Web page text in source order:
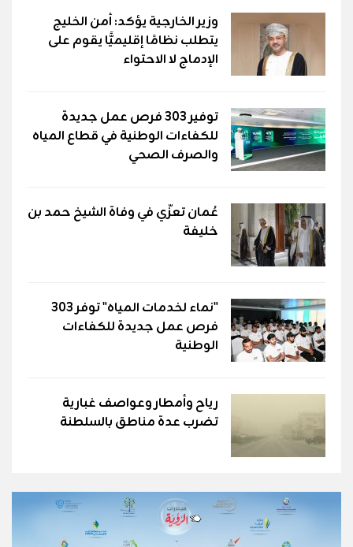
وزير الخارجية يؤكد: أمن الخليج
يتطلب نظامًا إقليميًّا يقوم على
الإدماج لا الاحتواء
توفير 303 فرص عمل جديدة
للكفاءات الوطنية في قطاع المياه
والصرف الصحي
عُمان تعزّي في وفاة الشيخ حمد بن
خليفة
"نماء لخدمات المياه" توفر 303
فرص عمل جديدة للكفاءات
الوطنية
رياح وأمطار وعواصف غبارية
تضرب عدة مناطق بالسلطنة